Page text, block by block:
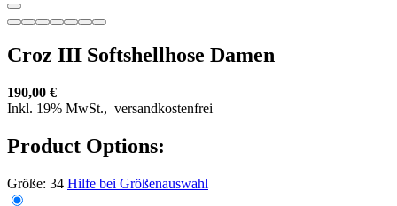
Croz III Softshellhose Damen
190,00 €
Inkl. 19% MwSt., versandkostenfrei
Product Options:
Größe: 34 Hilfe bei Größenauswahl